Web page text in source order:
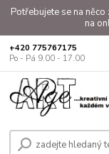
Potřebujete se na
na
+420 775767175
Po - Pá 9.00 - 17.00